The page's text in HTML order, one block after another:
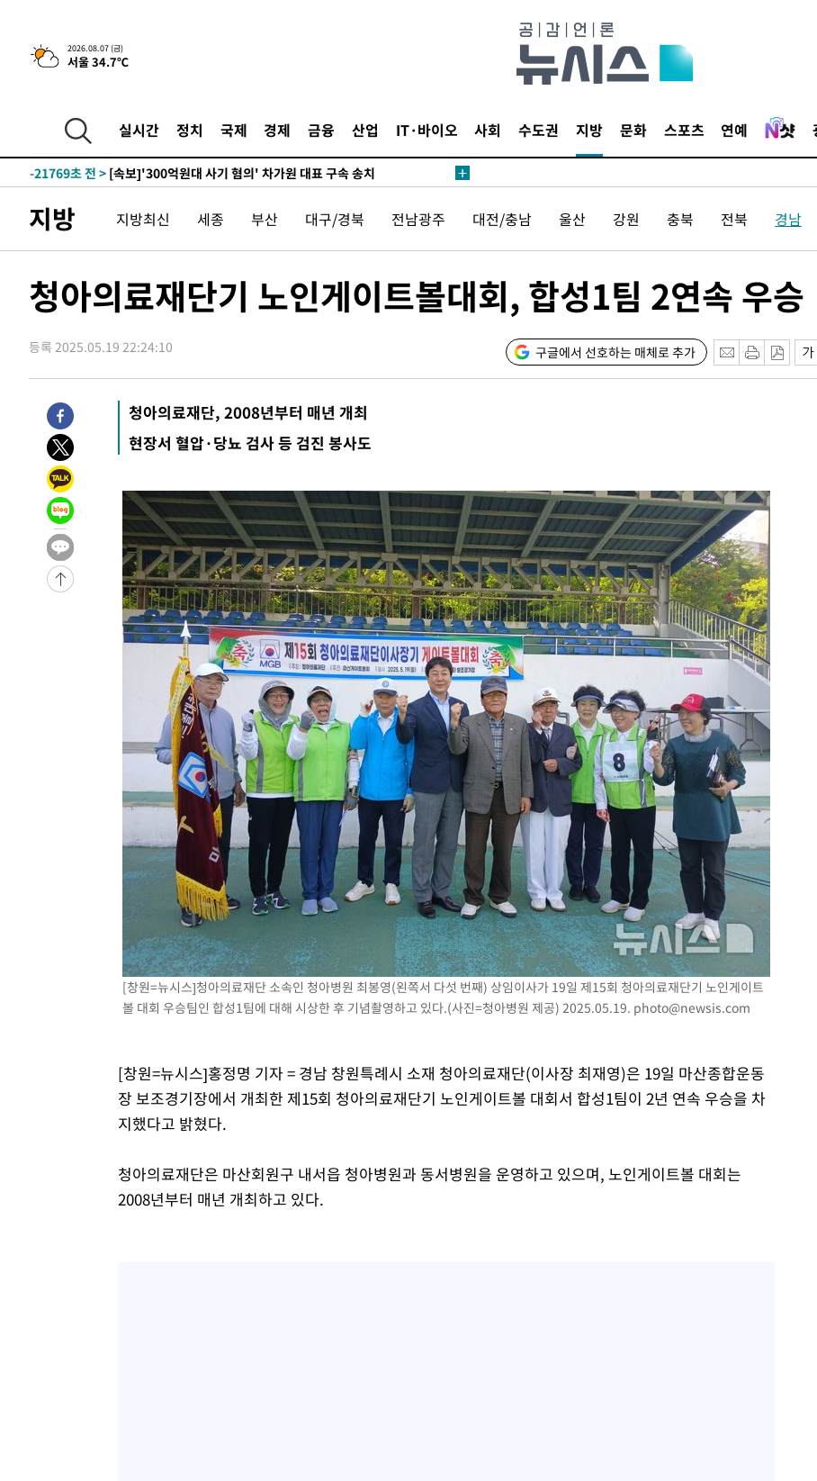
2026.08.07 (금)
서울 34.7℃
실시간 정치 국제 경제 금융 산업 IT·바이오 사회 수도권 지방 문화 스포츠 연예
-4855초 전 >[속보] 뉴욕증시, 일제 하락 마감…나스닥 0.06%↓
-28893초 전 >[속보] 7월 중국 수출 23.9%↑ 수입 27.5%↑…무역총액
-25919초 전 >
[속보]종합특검, '관저이전 봐주기 감사' 유병호 구속기소
-22519초 전 >
-21769초 전 > [속보]'300억원대 사기 혐의' 차가원 대표 구속 송치
-19476초 전 >
[속보]경찰·노동부, HL만도 평택사업장 끼임 사망 관련 압수수색
-19357초 전 >[속보]합수본, '투표율 허위 입력' 중앙·서울·경기도 선관위 등 9곳
-18908초 전 >[속보]삼성전자·SK하이닉스 동반 강보합…1%대 상승 출발
-18862초 전 >[속보]코스피, 6300선 재탈환…1.09% 오른 6365.07 개장
-15325초 전 >
입추에도 극한더위…서울 낮 39도 '폭염중대경보'
-10289초 전 >
이란, 호르무즈서 "적국 목표물들"과 대치로 남부 케슘섬에서 두차
례 큰 폭발음
-9004초 전 >
[속보]美, 폴리실리콘 수입 규제…파생제품 15% 관세, 120일 후 발
-7155초 전 >
-4855초 전 >
[속보] 뉴욕증시, 일제 하락 마감…나스닥 0.06%↓
-28893초 전 >
[속보] 7월 중국 수출 23.9%↑ 수입 27.5%↑…무역총액
25.3%↑
-26053초 전 >
[속보]'채상병 순직 책임' 임성근, 항소심도 징역 3년
-25919초 전 >
[속보]종합특검, '관저이전 봐주기 감사' 유병호 구속기소
민주 콩고 에볼라환자 4천명 돌파, 4053명 발생 1850명 사망
[속보]'300억원대 사기 혐의' 차가원 대표 구속 송치
"미 전국적 살모네라 식중독 원인은 멕시코산 할라피뇨"-- CDC
[속보]경찰·노동부, HL만도 평택사업장 끼임 사망 관련 압수수색
[속보]합수본, '투표율 허위 입력' 중앙·서울·경기도 선관위 등 9곳
[속보]원·달러 환율, 오전 9시 1423.8원
[속보]삼성전자·SK하이닉스 동반 강보합…1%대 상승 출발
[속보]코스닥, 5.95포인트(0.74%) 상승한 807.62개장
[속보]코스피, 6300선 재탈환…1.09% 오른 6365.07 개장
시리아 다마스쿠스 교외에서 미니버스 폭발.. 14명 부상, 3명은 중
입추에도 극한더위…서울 낮 39도 '폭염중대경보'
이란, 호르무즈서 "적국 목표물들"과 대치로 남부 케슘섬에서 두차
[속보]美, 폴리실리콘 수입 규제…파생제품 15% 관세, 120일 후 발
[속보]트럼프, 美 원정출산 금지 행정명령 서명
[속보] 뉴욕증시, 일제 하락 마감…나스닥 0.06%↓
지방 지방최신 세종 부산 대구/경북 전남광주 대전/충남 울산 강원 충북 전북 경남
청아의료재단기 노인게이트볼대회, 합성1팀 2연속 우승
등록 2025.05.19 22:24:10 구글에서 선호하는 매체로 추가
청아의료재단, 2008년부터 매년 개최
현장서 혈압·당뇨 검사 등 검진 봉사도
[창원=뉴시스]청아의료재단 소속인 청아병원 최봉영(왼쪽서 다섯 번째) 상임이사가 19일 제15회 청아의료재단기 노인게이트
볼 대회 우승팀인 합성1팀에 대해 시상한 후 기념촬영하고 있다.(사진=청아병원 제공) 2025.05.19. photo@newsis.com
[창원=뉴시스]홍정명 기자 = 경남 창원특례시 소재 청아의료재단(이사장 최재영)은 19일 마산종합운동
장 보조경기장에서 개최한 제15회 청아의료재단기 노인게이트볼 대회서 합성1팀이 2년 연속 우승을 차
지했다고 밝혔다.
청아의료재단은 마산회원구 내서읍 청아병원과 동서병원을 운영하고 있으며, 노인게이트볼 대회는
2008년부터 매년 개최하고 있다.